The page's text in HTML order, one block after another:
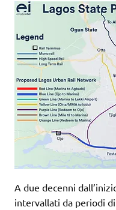
A due decenni
intervallati da periodi